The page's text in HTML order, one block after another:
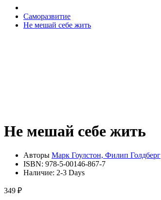
Саморазвитие
Не мешай себе жить
Не мешай себе жить
Авторы Марк Гоулстон, Филип Голдберг
ISBN: 978-5-00146-867-7
Наличие: 2-3 Days
349 ₽